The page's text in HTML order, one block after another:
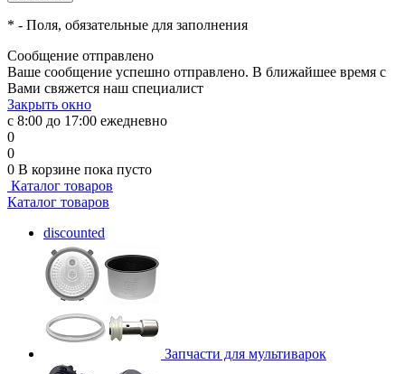
* - Поля, обязательные для заполнения
Сообщение отправлено
Ваше сообщение успешно отправлено. В ближайшее время с
Вами свяжется наш специалист
Закрыть окно
с 8:00 до 17:00 ежедневно
0
0
0 В корзине пока пусто
Каталог товаров
Каталог товаров
discounted
Запчасти для мультиварок